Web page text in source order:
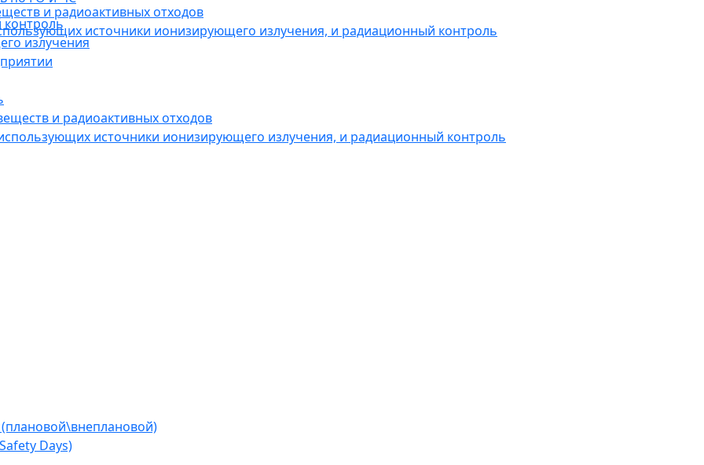
и радиоактивных отходов
источники ионизирующего излучения, и радиационный контроль
Days)
контроль
излучения
и радиоактивных отходов
источники ионизирующего излучения, и радиационный контроль